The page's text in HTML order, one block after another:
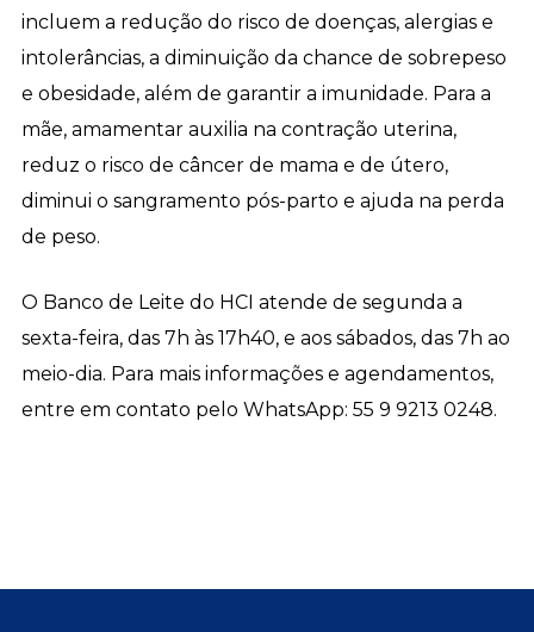
incluem a redução do risco de doenças, alergias e
intolerâncias, a diminuição da chance de sobrepeso
e obesidade, além de garantir a imunidade. Para a
mãe, amamentar auxilia na contração uterina,
reduz o risco de câncer de mama e de útero,
diminui o sangramento pós-parto e ajuda na perda
de peso.
O Banco de Leite do HCI atende de segunda a
sexta-feira, das 7h às 17h40, e aos sábados, das 7h ao
meio-dia. Para mais informações e agendamentos,
entre em contato pelo WhatsApp: 55 9 9213 0248.